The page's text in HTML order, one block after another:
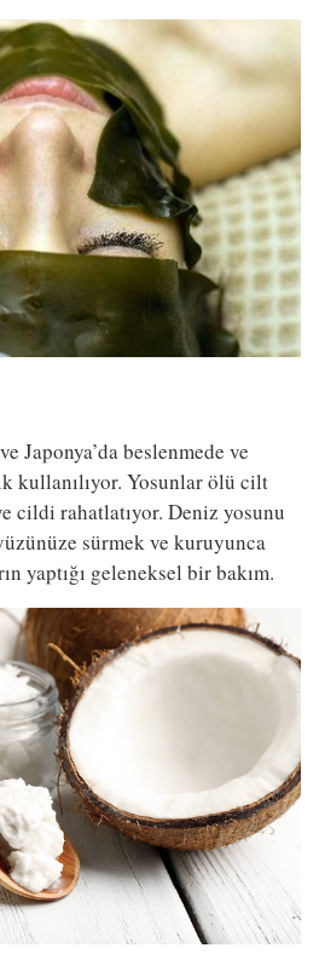
Japonya’da beslenmede ve
kullanılıyor. Yosunlar ölü cilt
cildi rahatlatıyor. Deniz yosunu
sürmek ve kuruyunca
yaptığı geleneksel bir bakım.